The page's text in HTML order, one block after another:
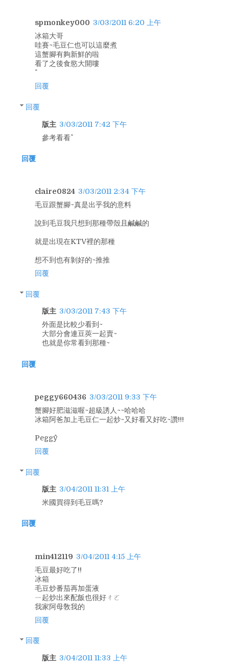
spmonkey000 3/03/2011 6:20 上午
冰箱大哥
哇賽~毛豆仁也可以這麼煮
這蟹腳有夠新鮮的啦
看了之後食慾大開嘍
回覆
回覆
版主 3/03/2011 7:42 下午
參考看看^^
回覆
claire0824 3/03/2011 2:34 下午
毛豆跟蟹腳~真是出乎我的意料
說到毛豆我只想到那種帶殼且鹹鹹的
就是出現在KTV裡的那種
想不到也有剝好的~推推
回覆
回覆
版主 3/03/2011 7:43 下午
外面是比較少看到~
大部分會連豆莢一起賣~
也就是你常看到那種~
回覆
peggy660436 3/03/2011 9:33 下午
蟹腳好肥滋滋喔~超級誘人~~哈哈哈
冰箱阿爸加上毛豆仁一起炒~又好看又好吃~讚!!!
Peggy^^
回覆
回覆
版主 3/04/2011 11:31 上午
米國買得到毛豆嗎?
回覆
min412119 3/04/2011 4:15 上午
毛豆最好吃了!!
冰箱
毛豆炒番茄再加蛋液
ㄧ起炒出來配飯也很好ㄔㄛ
我家阿母敎我的
回覆
回覆
版主 3/04/2011 11:33 上午